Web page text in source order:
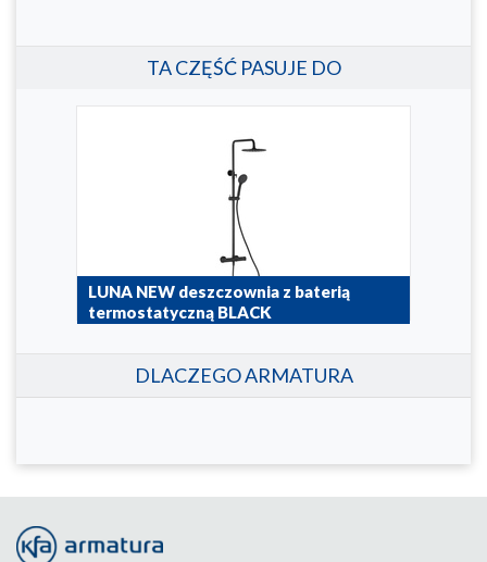
TA CZĘŚĆ PASUJE DO
LUNA NEW deszczownia z baterią
termostatyczną BLACK
5716-920-81
DLACZEGO ARMATURA